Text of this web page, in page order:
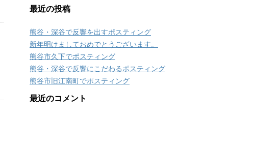
最近の投稿
熊谷・深谷で反響を出すポスティング
新年明けましておめでとうございます。
熊谷市久下でポスティング
熊谷・深谷で反響にこだわるポスティング
熊谷市旧江南町でポスティング
最近のコメント